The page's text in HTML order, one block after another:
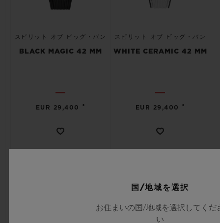
スピリット オブ ビッグ・バン
BLACK MAGIC 42 MM
EUR 29,400 •
スピリット オブ ビッグ・バン
WHITE CERAMIC 42 MM
EUR 29,400 •
国/地域を選択
お住まいの国/地域を選択してくだ
い